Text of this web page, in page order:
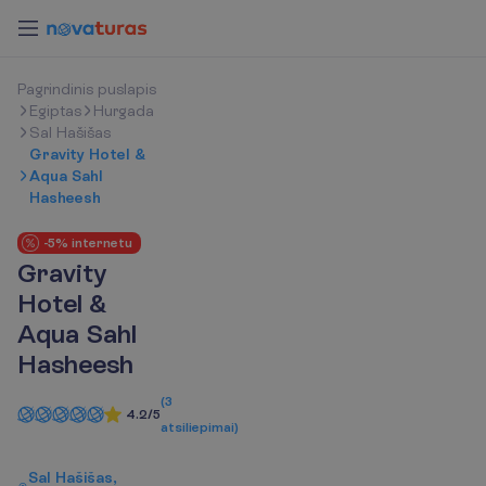
Pagrindinis puslapis
Egiptas
Hurgada
Sal Hašišas
Gravity Hotel &
Aqua Sahl
Hasheesh
-5% internetu
Gravity
Hotel &
Aqua Sahl
Hasheesh
4.2/5
(3
atsiliepimai)
Sal Hašišas,